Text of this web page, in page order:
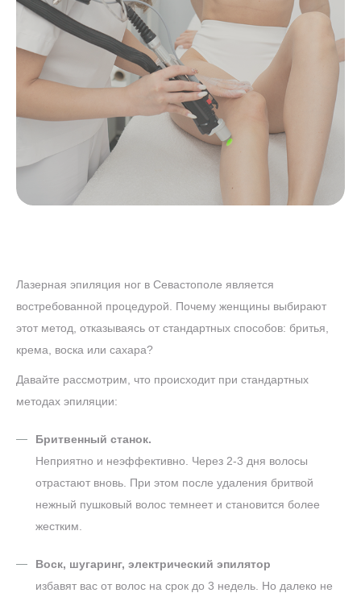
Лазерная эпиляция ног в Севастополе является
востребованной процедурой. Почему женщины выбирают
этот метод, отказываясь от стандартных способов: бритья,
крема, воска или сахара?
Давайте рассмотрим, что происходит при стандартных
методах эпиляции:
Бритвенный станок.
Неприятно и неэффективно. Через 2-3 дня волосы
отрастают вновь. При этом после удаления бритвой
нежный пушковый волос темнеет и становится более
жестким.
Воск, шугаринг, электрический эпилятор
избавят вас от волос на срок до 3 недель. Но далеко не